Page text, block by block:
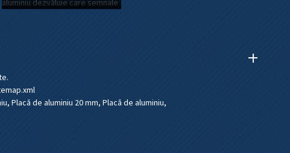
,Placă de aluminiu 20 mm,Placă de aluminiu,